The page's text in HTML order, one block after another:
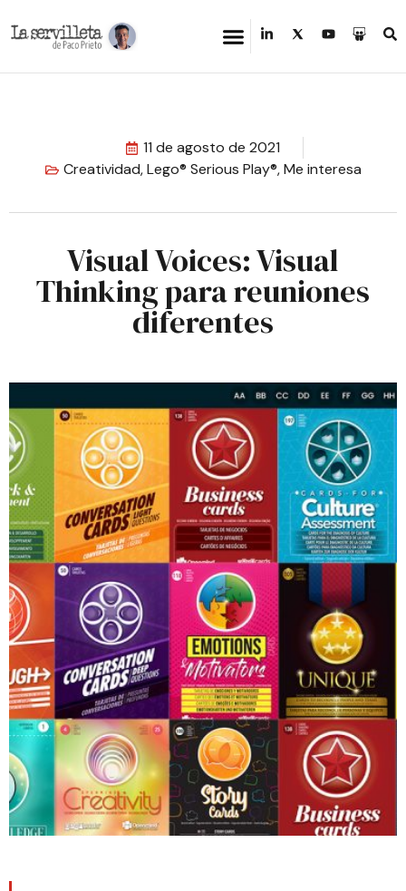
11 de agosto de 2021
Creatividad,Lego® Serious Play®,Me interesa
Visual Voices: Visual
Thinking para reuniones
diferentes